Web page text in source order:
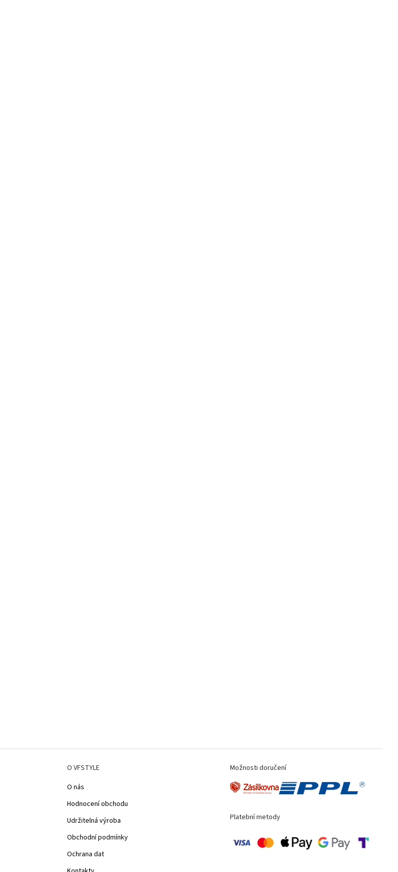
O VFSTYLE
O nás
Hodnocení obchodu
Udržitelná výroba
Obchodní podmínky
Ochrana dat
Možnosti doručení
Platební metody